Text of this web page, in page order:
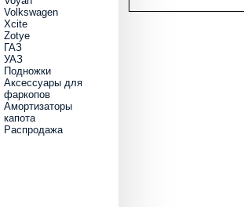
Volkswagen
Xcite
Zotye
ГАЗ
УАЗ
Подножки
Аксессуары для
фаркопов
Амортизаторы
капота
Распродажа